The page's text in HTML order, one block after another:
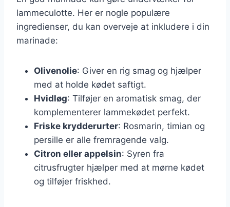
lammeculotte. Her er nogle populære
ingredienser, du kan overveje at inkludere i din
marinade:
Olivenolie: Giver en rig smag og hjælper
med at holde kødet saftigt.
Hvidløg: Tilføjer en aromatisk smag, der
komplementerer lammekødet perfekt.
Friske krydderurter: Rosmarin, timian og
persille er alle fremragende valg.
Citron eller appelsin: Syren fra
citrusfrugter hjælper med at mørne kødet
og tilføjer friskhed.